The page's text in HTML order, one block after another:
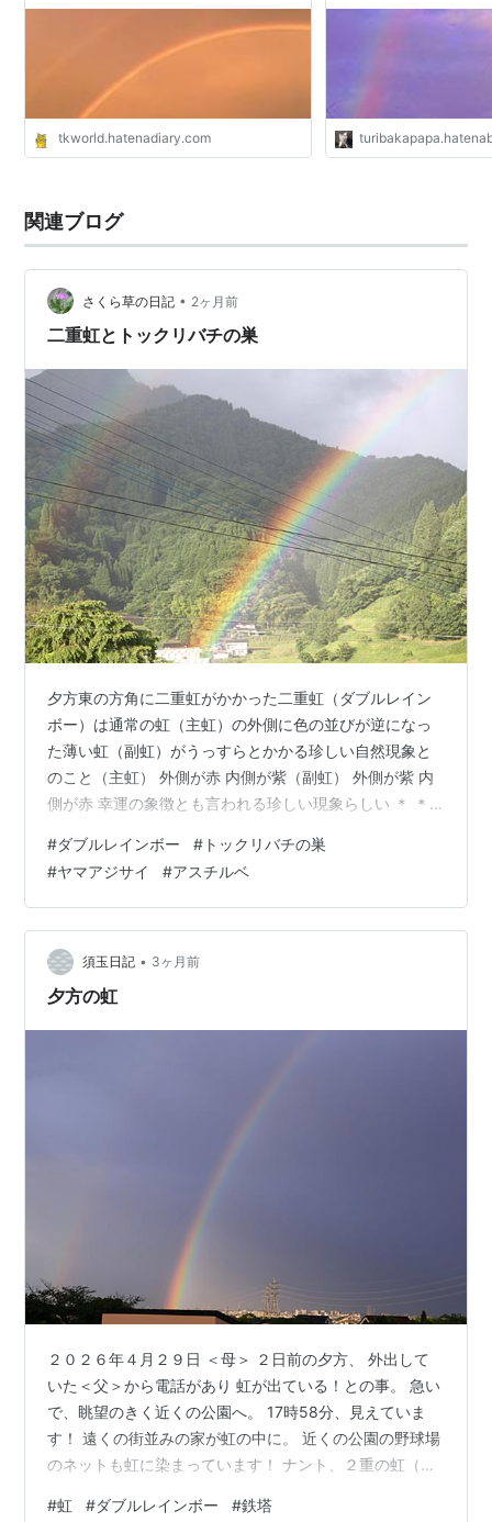
tkworld.hatenadiary.com
関連ブログ
さくら草の日記 • 2ヶ月前
二重虹とトックリバチの巣
夕方東の方角に二重虹がかかった二重虹（ダブルレイン
ボー）は通常の虹（主虹）の外側に色の並びが逆になっ
た薄い虹（副虹）がうっすらとかかる珍しい自然現象と
のこと（主虹） 外側が赤 内側が紫（副虹） 外側が紫 内
側が赤 幸運の象徴とも言われる珍しい現象らしい ＊ ＊
が！ トックリバチは非常に温厚な蜂で刺されることはほ
とんどないとのこと＊ ＊ ＊ 今日の花アスチルベ ヤマア
ジサイ バラ ＊ ＊ ＊台風6号は被害なく通過して梅雨入り
ランキング参加中gooからきました ランキング参加中
【公式】2025年開設ブログ
#ダブルレインボー # トックリバチの巣
#ヤマアジサイ #アスチルベ
須玉日記 • 3ヶ月前
夕方の虹
２０２６年４月２９日 ＜母＞ ２日前の夕方、 外出して
いた＜父＞から電話があり 虹が出ている！との事。 急い
で、眺望のきく近くの公園へ。 17時58分、見えていま
す！ 遠くの街並みの家が虹の中に。 近くの公園の野球場
のネットも虹に染まっています！ ナント、２重の虹（ダ
18時11分、送電線の鉄塔を虹の中に入れて。 13分程、楽
#虹 #ダブルレインボー #鉄塔